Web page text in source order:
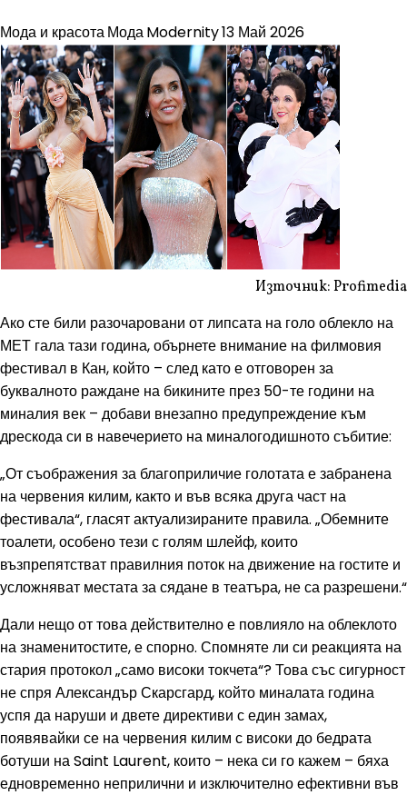
Мода и красотаМодаModernity13 Май 2026
Източник: Profimedia
Ако сте били разочаровани от липсата на голо облекло на
МЕТ гала тази година, обърнете внимание на филмовия
фестивал в Кан, който – след като е отговорен за
буквалното раждане на бикините през 50-те години на
миналия век – добави внезапно предупреждение към
дрескода си в навечерието на миналогодишното събитие:
„От съображения за благоприличие голотата е забранена
на червения килим, както и във всяка друга част на
фестивала“, гласят актуализираните правила. „Обемните
тоалети, особено тези с голям шлейф, които
възпрепятстват правилния поток на движение на гостите и
усложняват местата за сядане в театъра, не са разрешени.“
Дали нещо от това действително е повлияло на облеклото
на знаменитостите, е спорно. Спомняте ли си реакцията на
стария протокол „само високи токчета“? Това със сигурност
не спря Александър Скарсгард, който миналата година
успя да наруши и двете директиви с един замах,
появявайки се на червения килим с високи до бедрата
ботуши на Saint Laurent, които – нека си го кажем – бяха
едновременно неприлични и изключително ефективни във